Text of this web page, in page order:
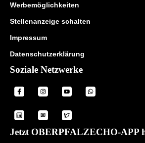
Werbemöglichkeiten
Stellenanzeige schalten
Impressum
Datenschutzerklärung
Soziale Netzwerke
Jetzt OBERPFALZECHO-APP